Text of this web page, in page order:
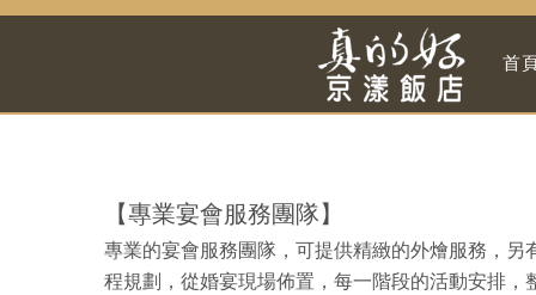
首
【專業宴會服務團隊】
專業的宴會服務團隊，可提供精緻的外燴服務，
程規劃，從婚宴現場佈置，每一階段的活動安排